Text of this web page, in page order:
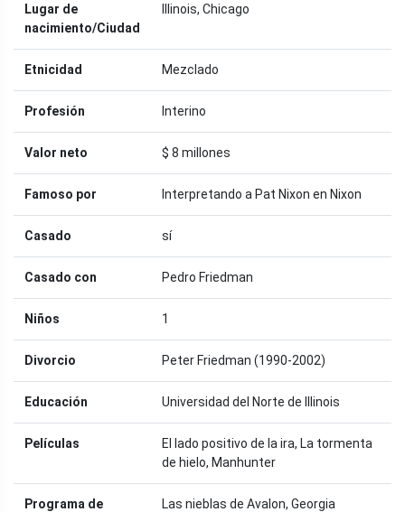
Lugar de
nacimiento/Ciudad
Illinois, Chicago
Etnicidad Mezclado
Profesión Interino
Valor neto $ 8 millones
Famoso por Interpretando a Pat Nixon en Nixon
Casado sí
Casado con Pedro Friedman
Niños 1
Divorcio Peter Friedman (1990-2002)
Educación Universidad del Norte de Illinois
Películas
El lado positivo de la ira, La tormenta
de hielo, Manhunter
Programa de
Las nieblas de Avalon, Georgia